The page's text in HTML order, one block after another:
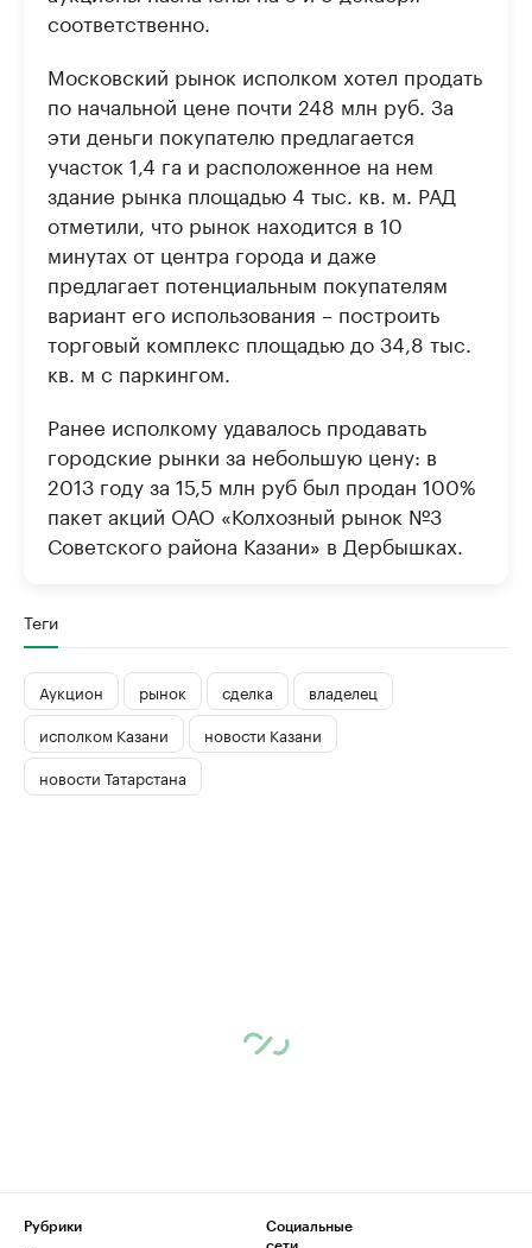
соответственно.
Московский рынок исполком хотел продать
по начальной цене почти 248 млн руб. За
эти деньги покупателю предлагается
участок 1,4 га и расположенное на нем
здание рынка площадью 4 тыс. кв. м. РАД
отметили, что рынок находится в 10
минутах от центра города и даже
предлагает потенциальным покупателям
вариант его использования – построить
торговый комплекс площадью до 34,8 тыс.
кв. м с паркингом.
Ранее исполкому удавалось продавать
городские рынки за небольшую цену: в
2013 году за 15,5 млн руб был продан 100%
пакет акций ОАО «Колхозный рынок №3
Советского района Казани» в Дербышках.
Теги
Аукцион рынок сделка
владелец
исполком Казани
новости Казани
новости Татарстана
Рубрики
Социальные